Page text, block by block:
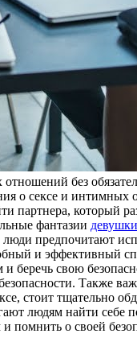
без
о сексе и
партнера, который
фантазии
предпочитают
и эффективный
свою
Также
стоит тщательно
найти себе
помнить о своей